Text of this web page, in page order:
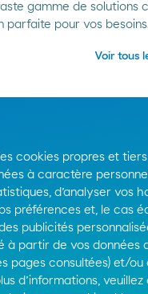
cookies propres et
à caractère
d’analyser vos
préférences et, le cas
publicités
à partir de vos données
pages consultées) et/ou
d’informations,
gamme de solutions
parfaite pour vos
Voir tous
Carbon 550-L
de l’énergie
équivalent du
arrow_right_alt